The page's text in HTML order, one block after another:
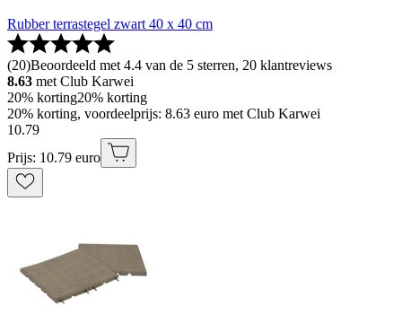
Rubber terrastegel zwart 40 x 40 cm
(20)Beoordeeld met 4.4 van de 5 sterren, 20 klantreviews
8.63 met Club Karwei
20% korting20% korting
20% korting, voordeelprijs: 8.63 euro met Club Karwei
10.79
Prijs: 10.79 euro